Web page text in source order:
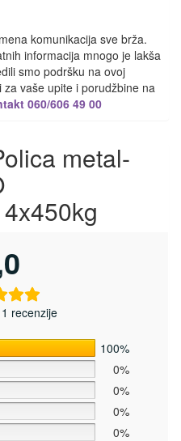
komunikacija sve brža.
informacija mnogo je lakša
smo podršku na ovoj
vaše upite i porudžbine na
060/606 49 00
metal-
recenzije
100%
0%
0%
0%
0%